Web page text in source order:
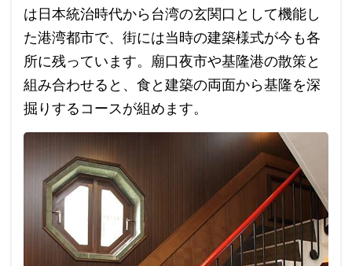
は日本統治時代から台湾の玄関口として機能し
た港湾都市で、街には当時の建築様式が今も各
所に残っています。廟口夜市や基隆港の散策と
組み合わせると、食と建築の両面から基隆を深
掘りするコースが組めます。